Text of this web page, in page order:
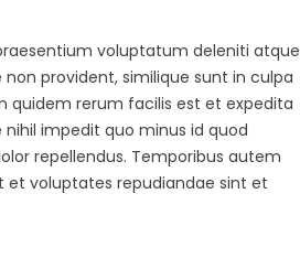
voluptatum deleniti atque
provident, similique sunt in culpa
quidem rerum facilis est et expedita
impedit quo minus id quod
repellendus. Temporibus autem
voluptates repudiandae sint et